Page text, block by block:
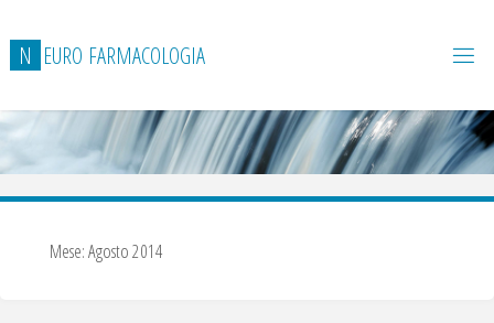
contenuto
N EURO FARMACOLOGIA
Mese:Agosto 2014